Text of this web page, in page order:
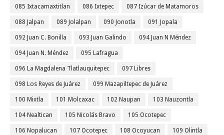
085 Ixtacamaxtitlan 086 Ixtepec 087 Izúcar de Matamoros
088 Jalpan 089 Jolalpan 090 Jonotla 091 Jopala
092 Juan C. Bonilla 093 Juan Galindo 094 Juan N Méndez
094 Juan N. Méndez 095 Lafragua
096 La Magdalena Tlatlauquitepec 097 Libres
098 Los Reyes de Juárez 099 Mazapiltepec de Juárez
100 Mixtla 101 Molcaxac 102 Naupan 103 Nauzontla
104 Nealtican 105 Nicolás Bravo 105 Ocotepec
106 Nopalucan 107 Ocotepec 108 Ocoyucan 109 Olintla